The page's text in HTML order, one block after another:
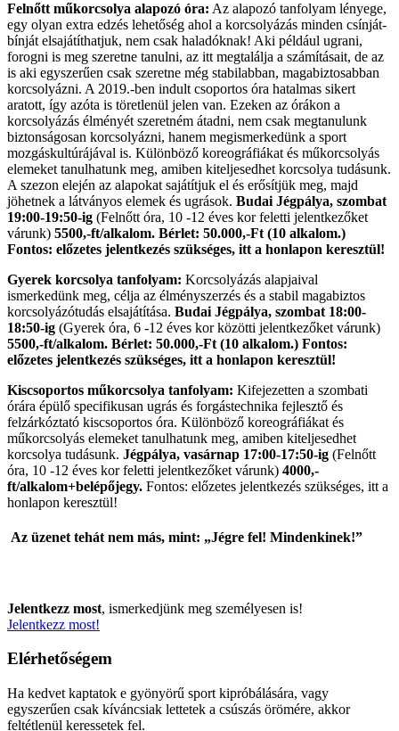
Felnőtt műkorcsolya alapozó óra: Az alapozó tanfolyam lényege,
egy olyan extra edzés lehetőség ahol a korcsolyázás minden csínját-
bínját elsajátíthatjuk, nem csak haladóknak! Aki például ugrani,
forogni is meg szeretne tanulni, az itt megtalálja a számításait, de az
is aki egyszerűen csak szeretne még stabilabban, magabiztosabban
korcsolyázni. A 2019.-ben indult csoportos óra hatalmas sikert
aratott, így azóta is töretlenül jelen van. Ezeken az órákon a
korcsolyázás élményét szeretném átadni, nem csak megtanulunk
biztonságosan korcsolyázni, hanem megismerkedünk a sport
mozgáskultúrájával is. Különböző koreográfiákat és műkorcsolyás
elemeket tanulhatunk meg, amiben kiteljesedhet korcsolya tudásunk.
A szezon elején az alapokat sajátítjuk el és erősítjük meg, majd
jöhetnek a látványos elemek és ugrások. Budai Jégpálya, szombat
19:00-19:50-ig (Felnőtt óra, 10 -12 éves kor feletti jelentkezőket
várunk) 5500,-ft/alkalom. Bérlet: 50.000,-Ft (10 alkalom.)
Fontos: előzetes jelentkezés szükséges, itt a honlapon keresztül!
Gyerek korcsolya tanfolyam: Korcsolyázás alapjaival
ismerkedünk meg, célja az élményszerzés és a stabil magabiztos
korcsolyázótudás elsajátítása. Budai Jégpálya, szombat 18:00-
18:50-ig (Gyerek óra, 6 -12 éves kor közötti jelentkezőket várunk)
5500,-ft/alkalom. Bérlet: 50.000,-Ft (10 alkalom.) Fontos:
előzetes jelentkezés szükséges, itt a honlapon keresztül!
Kiscsoportos műkorcsolya tanfolyam: Kifejezetten a szombati
órára épülő specifikusan ugrás és forgástechnika fejlesztő és
felzárkóztató kiscsoportos óra. Különböző koreográfiákat és
műkorcsolyás elemeket tanulhatunk meg, amiben kiteljesedhet
korcsolya tudásunk. Jégpálya, vasárnap 17:00-17:50-ig (Felnőtt
óra, 10 -12 éves kor feletti jelentkezőket várunk) 4000,-
ft/alkalom+belépőjegy. Fontos: előzetes jelentkezés szükséges, itt a
honlapon keresztül!
Az üzenet tehát nem más, mint: „Jégre fel! Mindenkinek!”
Jelentkezz most, ismerkedjünk meg személyesen is!
Jelentkezz most!
Elérhetőségem
Ha kedvet kaptatok e gyönyörű sport kipróbálására, vagy
egyszerűen csak kíváncsiak lettetek a csúszás örömére, akkor
feltétlenül keressetek fel.